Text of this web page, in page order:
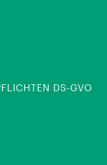
DS-GVO